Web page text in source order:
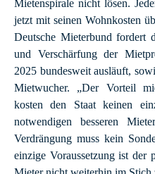
Mietenspirale nicht lösen.
jetzt mit seinen Wohnkosten
Deutsche Mieterbund fordert
und Verschärfung der
2025 bundesweit ausläuft,
Mietwucher. „Der Vorteil
kosten den Staat keinen
notwendigen besseren
Verdrängung muss kein
einzige Voraussetzung ist der